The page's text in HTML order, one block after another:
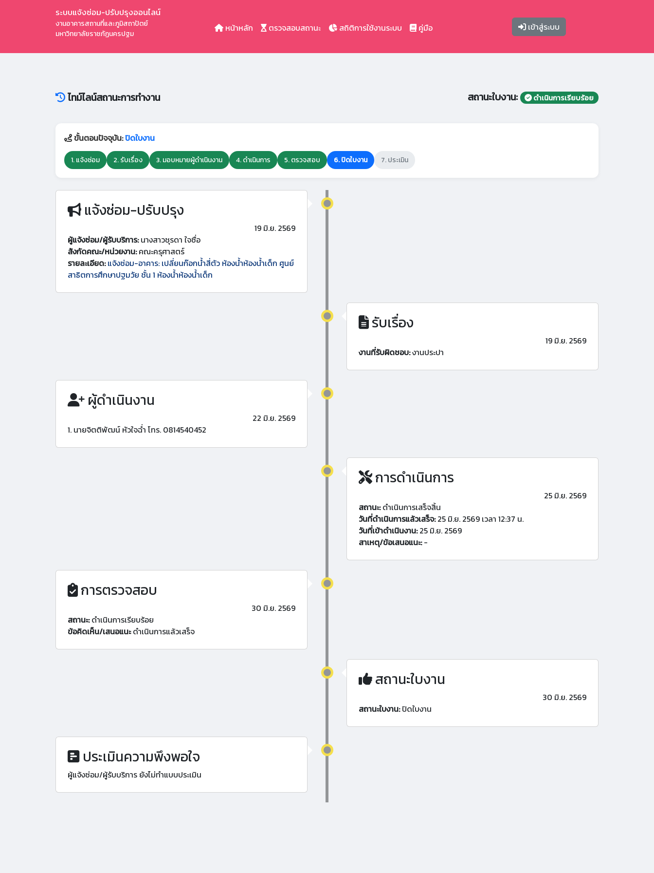
ระบบแจ้งซ่อม-ปรับปรุงออนไลน์
งานอาคารสถานที่และภูมิสถาปัตย์
มหาวิทยาลัยราชภัฏนครปฐม
หน้าหลัก ตรวจสอบสถานะ สถิติการใช้งานระบบ คู่มือ เข้าสู่ระบบ
ไทม์ไลน์สถานะการทำงาน สถานะใบงาน: ดำเนินการเรียบร้อย
ขั้นตอนปัจจุบัน:ปิดใบงาน
1. แจ้งซ่อม 2. รับเรื่อง 3. มอบหมายผู้ดำเนินงาน 4. ดำเนินการ 5. ตรวจสอบ 6. ปิดใบงาน 7. ประเมิน
แจ้งซ่อม-ปรับปรุง
19 มิ.ย. 2569
ผู้แจ้งซ่อม/ผู้รับบริการ:นางสาวชุรดา ใจซื่อ
สังกัดคณะ/หน่วยงาน:คณะครุศาสตร์
รายละเอียด: แจ้งซ่อม-อาคาร: เปลี่ยนก๊อกน้ำสี่ตัว ห้องน้ำห้องน้ำเด็ก ศูนย์
สาธิตการศึกษาปฐมวัย ชั้น 1 ห้องน้ำห้องน้ำเด็ก
รับเรื่อง
19 มิ.ย. 2569
งานที่รับผิดชอบ:งานประปา
ผู้ดำเนินงาน
22 มิ.ย. 2569
1. นายจิตติพัฒน์ หัวใจฉ่ำ โทร. 0814540452
การดำเนินการ
25 มิ.ย. 2569
สถานะ:ดำเนินการเสร็จสิ้น
วันที่ดำเนินการแล้วเสร็จ:25 มิ.ย. 2569 เวลา 12:37 น.
วันที่เข้าดำเนินงาน:25 มิ.ย. 2569
สาเหตุ/ข้อเสนอแนะ:-
การตรวจสอบ
30 มิ.ย. 2569
สถานะ:ดำเนินการเรียบร้อย
ข้อคิดเห็น/เสนอแนะดำเนินการแล้วเสร็จ
สถานะใบงาน
30 มิ.ย. 2569
สถานะใบงาน:ปิดใบงาน
ประเมินความพึงพอใจ
ผู้แจ้งซ่อม/ผู้รับบริการ ยังไม่ทำแบบประเมิน